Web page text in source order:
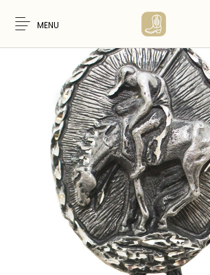
MENU
Nouveaux
Produits
FEMME HOMME
ARTISANAT
ACCESSOIRES CEINTURES